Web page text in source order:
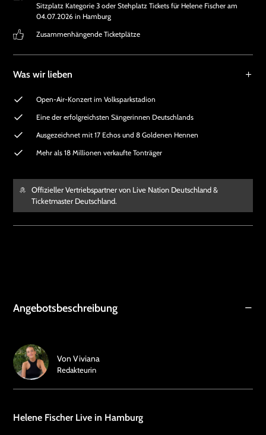
Sitzplatz Kategorie 3 oder Stehplatz Tickets für Helene Fischer am
04.07.2026 in Hamburg
Zusammenhängende Ticketplätze
Was wir lieben
Open-Air-Konzert im Volksparkstadion
Eine der erfolgreichsten Sängerinnen Deutschlands
Ausgezeichnet mit 17 Echos und 8 Goldenen Hennen
Mehr als 18 Millionen verkaufte Tonträger
Offizieller Vertriebspartner von Live Nation Deutschland &
Ticketmaster Deutschland.
Angebotsbeschreibung
Helene Fischer Live in Hamburg
Von Viviana
Redakteurin